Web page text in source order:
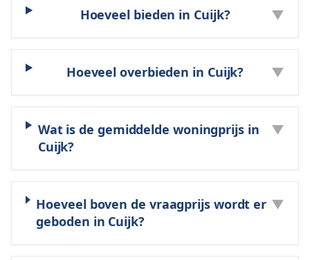
Hoeveel bieden in Cuijk? ▼
Hoeveel overbieden in Cuijk? ▼
Wat is de gemiddelde woningprijs in
Cuijk?
▼
Hoeveel boven de vraagprijs wordt er
geboden in Cuijk?
▼